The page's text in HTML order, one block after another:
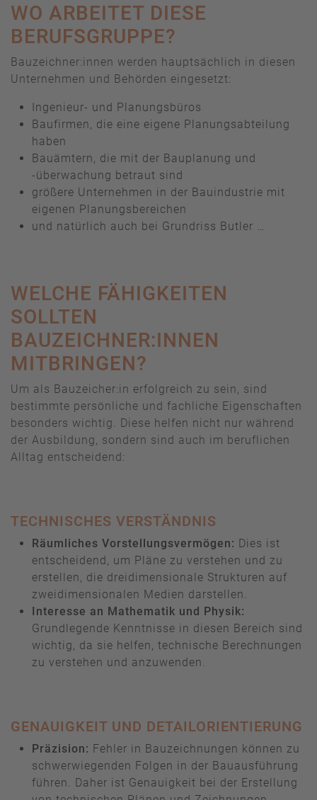
WO ARBEITET DIESE
BERUFSGRUPPE?
Bauzeichner:innen werden hauptsächlich in diesen
Unternehmen und Behörden eingesetzt:
Ingenieur- und Planungsbüros
Baufirmen, die eine eigene Planungsabteilung
haben
Bauämtern, die mit der Bauplanung und
-überwachung betraut sind
größere Unternehmen in der Bauindustrie mit
eigenen Planungsbereichen
und natürlich auch bei Grundriss Butler …
WELCHE FÄHIGKEITEN
SOLLTEN
BAUZEICHNER:INNEN
MITBRINGEN?
Um als Bauzeicher:in erfolgreich zu sein, sind
bestimmte persönliche und fachliche Eigenschaften
besonders wichtig. Diese helfen nicht nur während
der Ausbildung, sondern sind auch im beruflichen
Alltag entscheidend:
TECHNISCHES VERSTÄNDNIS
Räumliches Vorstellungsvermögen: Dies ist
entscheidend, um Pläne zu verstehen und zu
erstellen, die dreidimensionale Strukturen auf
zweidimensionalen Medien darstellen.
Interesse an Mathematik und Physik:
Grundlegende Kenntnisse in diesen Bereich sind
wichtig, da sie helfen, technische Berechnungen
zu verstehen und anzuwenden.
GENAUIGKEIT UND DETAILORIENTIERUNG
Präzision: Fehler in Bauzeichnungen können zu
schwerwiegenden Folgen in der Bauausführung
führen. Daher ist Genauigkeit bei der Erstellung